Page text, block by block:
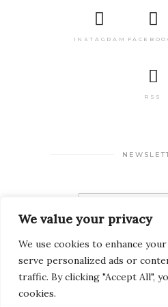
We value your privacy
We use cookies to enhance
serve personalized ads or
traffic. By clicking "Accept All",
cookies.
INSTAGRAM
RSS